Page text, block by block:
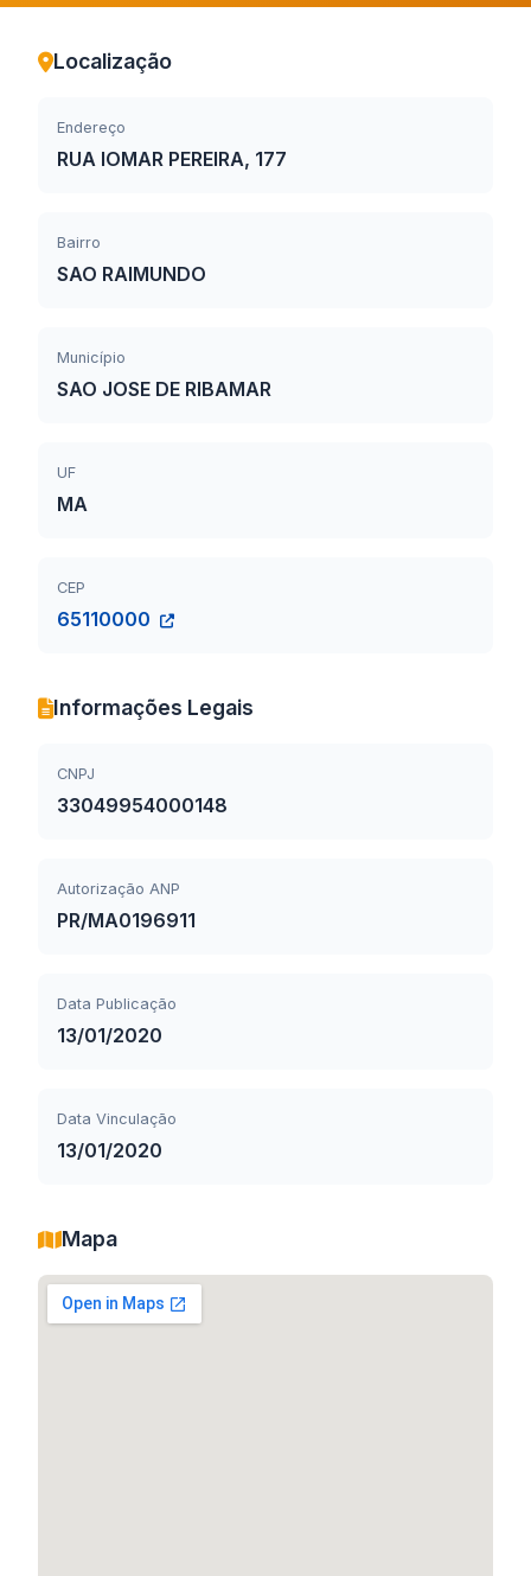
Localização
Endereço
RUA IOMAR PEREIRA, 177
Bairro
SAO RAIMUNDO
Município
SAO JOSE DE RIBAMAR
UF
MA
CEP
65110000
Informações Legais
CNPJ
33049954000148
Autorização ANP
PR/MA0196911
Data Publicação
13/01/2020
Data Vinculação
13/01/2020
Mapa